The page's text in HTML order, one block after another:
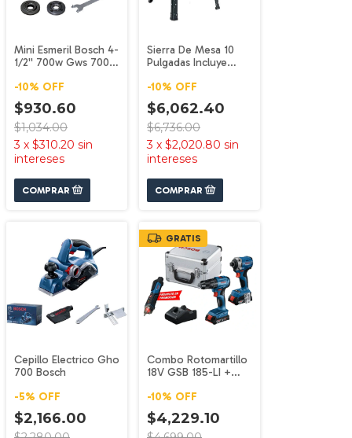
Mini Esmeril Bosch 4-
1/2'' 700w Gws 700
-10% OFF
$930.60
$1,034.00
3 x $310.20 sin
intereses
Sierra De Mesa 10
Pulgadas Incluye
-10% OFF
$6,062.40
$6,736.00
3 x $2,020.80 sin
intereses
Cepillo Electrico Gho
700 Bosch
-5% OFF
$2,166.00
GRATIS
Combo Rotomartillo
18V GSB 185-LI +
18V-215 Bosch
-10% OFF
$4,229.10